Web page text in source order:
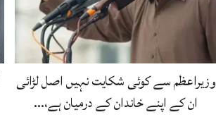
وزیراعظم سے کوئی شکایت نہیں اصل لڑائی
ان کے اپنے خاندان کے درمیان ہے،…